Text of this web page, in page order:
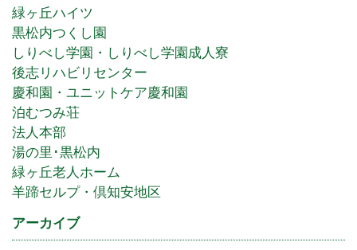
緑ヶ丘ハイツ
黒松内つくし園
しりべし学園・しりべし学園成人寮
後志リハビリセンター
慶和園・ユニットケア慶和園
泊むつみ荘
法人本部
湯の里･黒松内
緑ヶ丘老人ホーム
羊蹄セルプ・倶知安地区
アーカイブ